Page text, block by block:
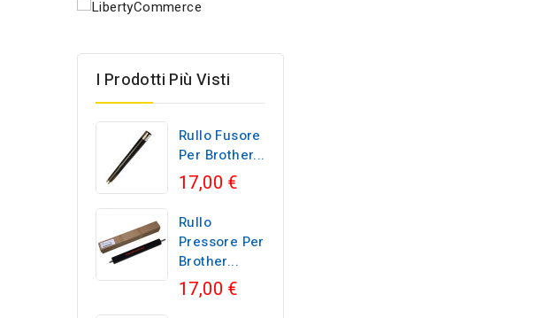
I Prodotti Più Visti
Rullo Fusore
Per Brother...
17,00 €
Rullo
Pressore Per
Brother...
17,00 €